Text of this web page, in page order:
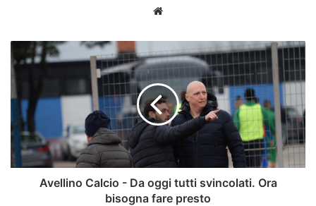
Avellino
Calcio
oggi
tutti
svincolati.
Ora
bisogna
Avellino Calcio - Da oggi tutti svincolati. Ora
bisogna fare presto